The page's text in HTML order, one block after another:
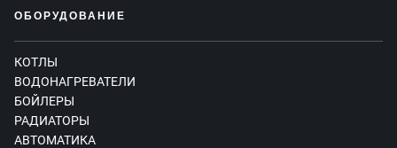
ОБОРУДОВАНИЕ
КОТЛЫ
ВОДОНАГРЕВАТЕЛИ
БОЙЛЕРЫ
РАДИАТОРЫ
АВТОМАТИКА